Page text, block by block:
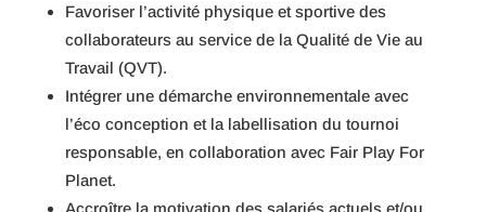
Favoriser l’activité physique et sportive des
collaborateurs au service de la Qualité de Vie au
Travail (QVT).
Intégrer une démarche environnementale avec
l’éco conception et la labellisation du tournoi
responsable, en collaboration avec Fair Play For
Planet.
Accroître la motivation des salariés actuels et/ou